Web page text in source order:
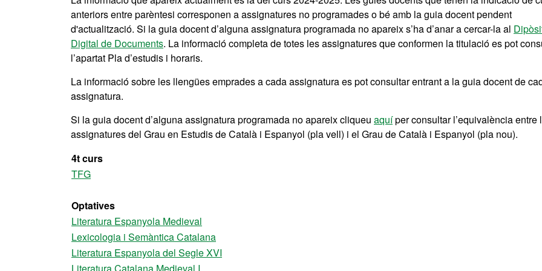
anteriors entre parèntesi corresponen a assignatures no programades o bé amb la guia docent pendent
d'actualització. Si la guia docent d’alguna assignatura programada no apareix s’ha d’anar a cercar-la al
Digital de Documents. La informació completa de totes les assignatures que conformen la titulació es pot
l’apartat Pla d’estudis i horaris.
La informació sobre les llengües emprades a cada assignatura es pot consultar entrant a la guia docent de
assignatura.
Si la guia docent d’alguna assignatura programada no apareix cliqueu aquíper consultar l’equivalència entre
assignatures del Grau en Estudis de Català i Espanyol (pla vell) i el Grau de Català i Espanyol (pla nou).
4t curs
TFG
Optatives
Literatura Espanyola Medieval
Lexicologia i Semàntica Catalana
Literatura Espanyola del Segle XVI